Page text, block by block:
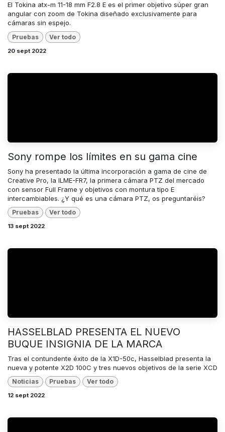
El Tokina atx-m 11-18 mm F2.8 E es el primer objetivo súper gran
angular con zoom de Tokina diseñado exclusivamente para
cámaras sin espejo.
Pruebas Ver todo
20 sept 2022
Sony rompe los límites en su gama cine
Sony ha presentado la última incorporación a gama de cine de
Creative Pro, la ILME-FR7, la primera cámara PTZ del mercado
con sensor Full Frame y objetivos con montura tipo E
intercambiables. ¿Y qué es una cámara PTZ, os preguntaréis?
Pruebas Ver todo
13 sept 2022
HASSELBLAD PRESENTA EL NUEVO
BUQUE INSIGNIA DE LA MARCA
Tras el contundente éxito de la X1D-50c, Hasselblad presenta la
nueva y potente X2D 100C y tres nuevos objetivos de la serie XCD
Noticias Pruebas Ver todo
12 sept 2022